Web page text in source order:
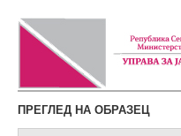
ПРЕГЛЕД НА ОБРАЗЕЦ